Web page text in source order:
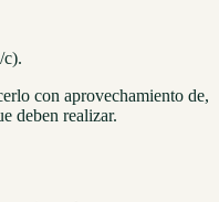
c).
con aprovechamiento de,
deben realizar.